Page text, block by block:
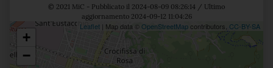
© 2021 MiC - Pubblicato il 2024-08-09 08:26:14 / Ultimo
aggiornamento 2024-09-12 11:04:26
Posizione
+
−
Leaflet | Map data © OpenStreetMapcontributors, CC-BY-SA